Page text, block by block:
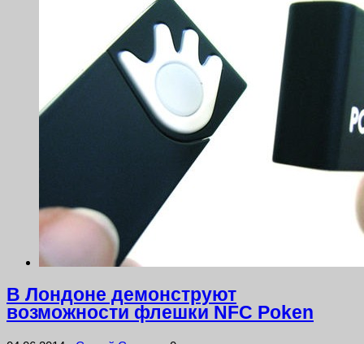
В Лондоне демонструют
возможности флешки NFC Poken